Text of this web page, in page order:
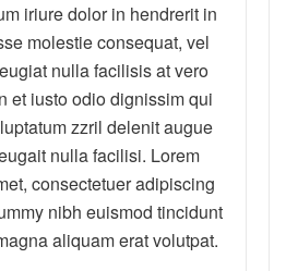
iriure dolor in hendrerit in
molestie consequat, vel
nulla facilisis at vero
et iusto odio dignissim qui
zzril delenit augue
nulla facilisi. Lorem
consectetuer adipiscing
nibh euismod tincidunt
aliquam erat volutpat.